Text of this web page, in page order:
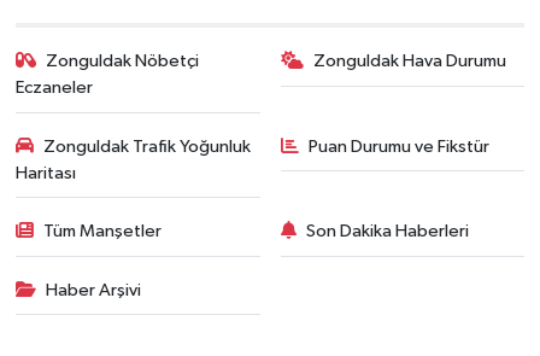
Zonguldak Nöbetçi
Eczaneler
Zonguldak Hava Durumu
Zonguldak Trafik Yoğunluk
Haritası
Puan Durumu ve Fikstür
Tüm Manşetler Son Dakika Haberleri
Haber Arşivi